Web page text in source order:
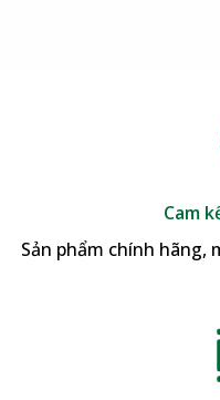
Cam
Sản phẩm chính hãng,